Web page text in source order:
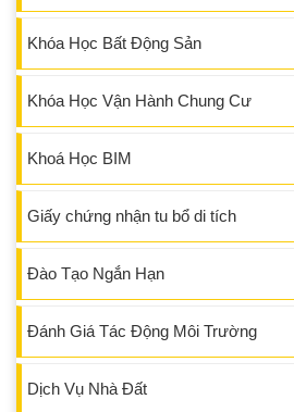
Khóa Học Bất Động Sản
Khóa Học Vận Hành Chung Cư
Khoá Học BIM
Giấy chứng nhận tu bổ di tích
Đào Tạo Ngắn Hạn
Đánh Giá Tác Động Môi Trường
Dịch Vụ Nhà Đất